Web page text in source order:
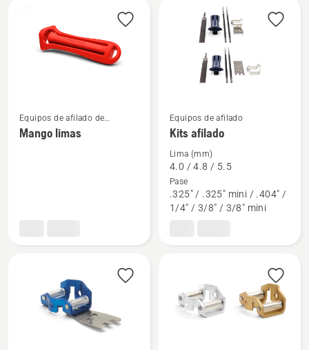
Ver
Equipos de afilado de
motosierras
Mango limas
Ver
detalles
sobre
Kits
afilado
Equipos de afilado
Kits afilado
Lima (mm)
4.0 / 4.8 / 5.5
Pase
.325" / .325" mini / .404" /
1/4" / 3/8" / 3/8" mini